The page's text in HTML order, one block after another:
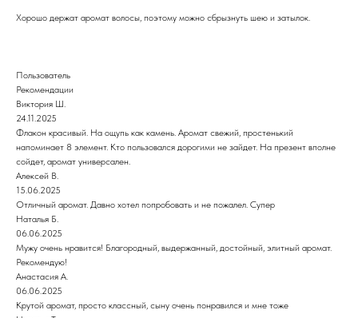
Хорошо держат аромат волосы, поэтому можно сбрызнуть шею и затылок.
Пользователь
Рекомендации
Виктория Ш.
24.11.2025
Флакон красивый. На ощупь как камень. Аромат свежий, простенький
напоминает 8 элемент. Кто пользовался дорогими не зайдет. На презент вполне
сойдет, аромат универсален.
Алексей В.
15.06.2025
Отличный аромат. Давно хотел попробовать и не пожалел. Супер
Наталья Б.
06.06.2025
Мужу очень нравится! Благородный, выдержанный, достойный, элитный аромат.
Рекомендую!
Анастасия А.
06.06.2025
Крутой аромат, просто классный, сыну очень понравился и мне тоже